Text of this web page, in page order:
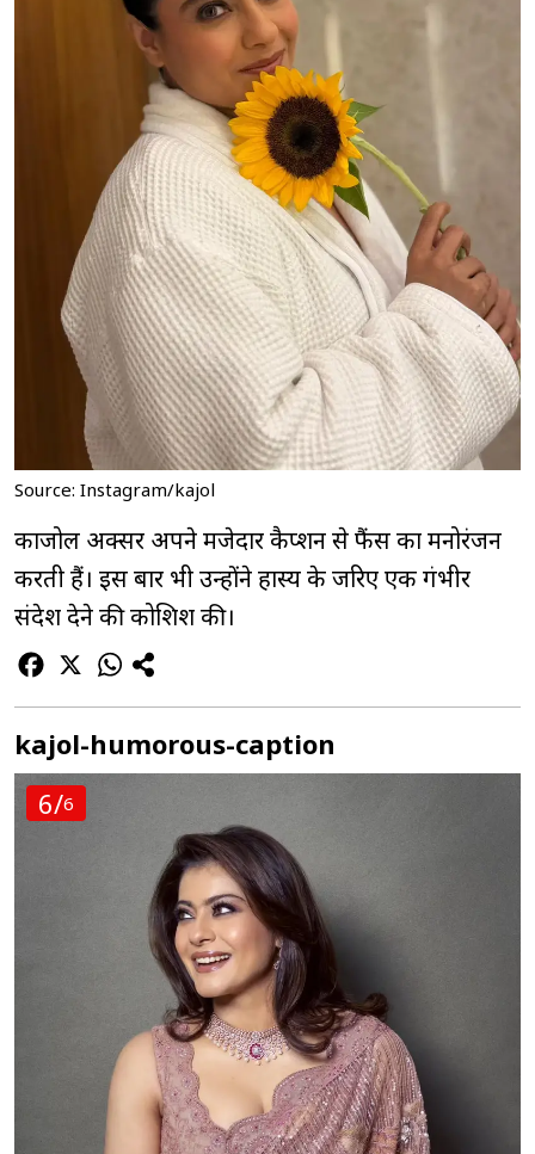
Source: Instagram/kajol
काजोल अक्सर अपने मजेदार कैप्शन से फैंस का मनोरंजन
करती हैं। इस बार भी उन्होंने हास्य के जरिए एक गंभीर
संदेश देने की कोशिश की।
kajol-humorous-caption
6/6